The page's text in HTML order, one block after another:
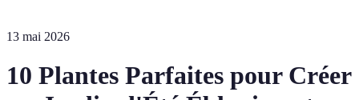
13 mai 2026
10 Plantes Parfaites pour Créer